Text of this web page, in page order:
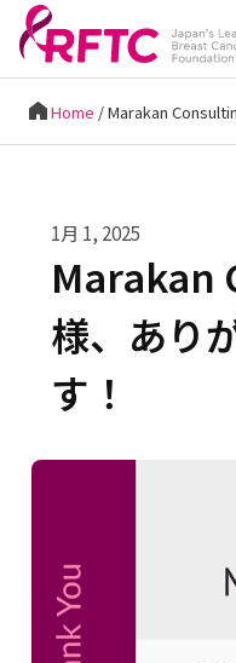
Home /Marakan
1月 1, 2025
Marakan
様、あり
す！